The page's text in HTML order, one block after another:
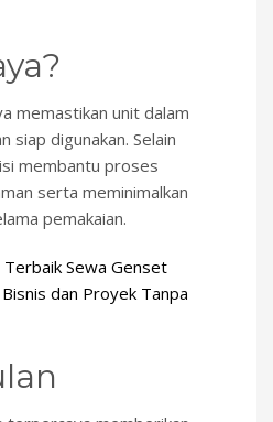
memastikan unit dalam
siap digunakan. Selain
membantu proses
serta meminimalkan
pemakaian.
Terbaik Sewa Genset
dan Proyek Tanpa